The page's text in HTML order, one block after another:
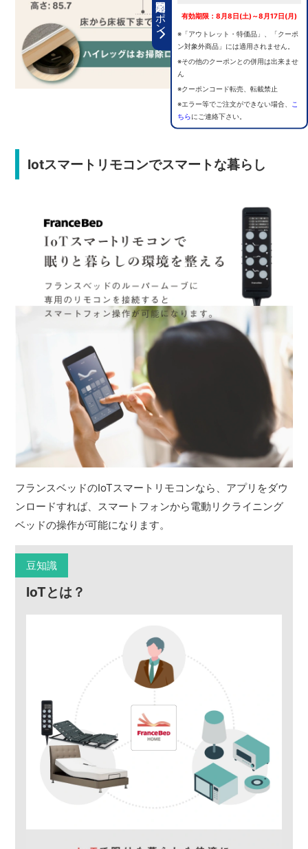
期間限定クーポン 有効期限：8月8日(土)～8月17日(月)
※「アウトレット・特価品」、「クーポ
ン対象外商品」には適用されません。
※その他のクーポンとの併用は出来ませ
ん
※クーポンコード転売、転載禁止
※エラー等でご注文ができない場合、
こ
ちらにご連絡下さい。
Iotスマートリモコンでスマートな暮らし
フランスベッドのIoTスマートリモコンなら、アプリをダウ
ンロードすれば、スマートフォンから電動リクライニング
ベッドの操作が可能になります。
豆知識
IoTとは？